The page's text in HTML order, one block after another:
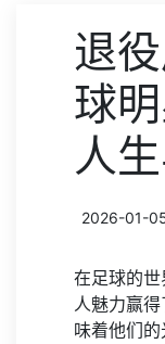
退
球
人
2026-01-
在足球的
人魅力赢
味着他们